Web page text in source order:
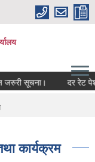
सूचना। दर रेट पेश
कार्यक्रम